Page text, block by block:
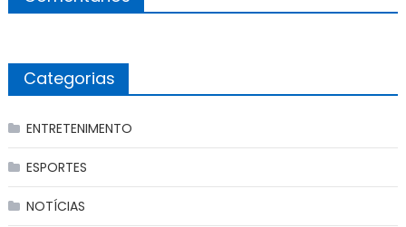
Categorias
ENTRETENIMENTO
ESPORTES
NOTÍCIAS